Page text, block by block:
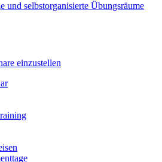
und selbstorganisierte Übungsräume
einzustellen